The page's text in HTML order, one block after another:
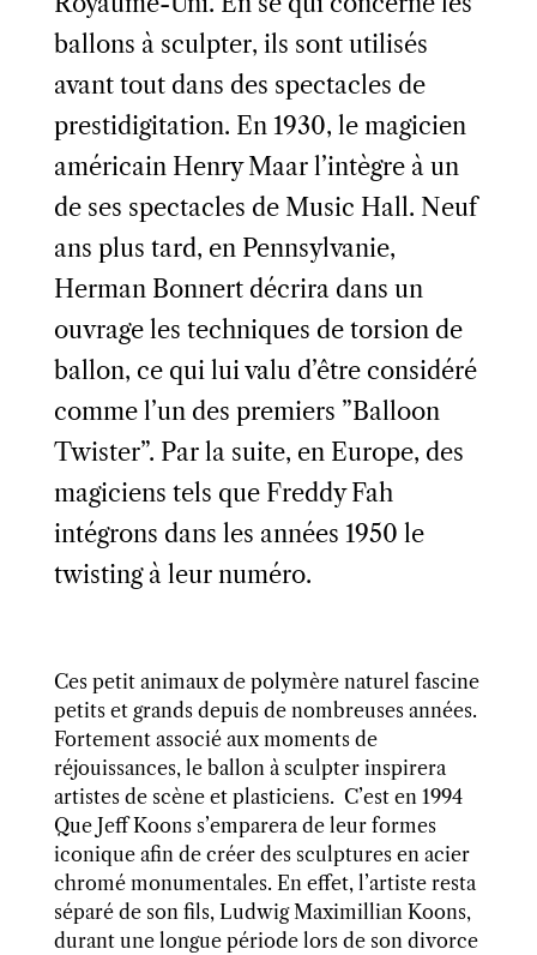
ballons à sculpter, ils sont utilisés
avant tout dans des spectacles de
prestidigitation. En 1930, le magicien
américain Henry Maar l’intègre à un
de ses spectacles de Music Hall. Neuf
ans plus tard, en Pennsylvanie,
Herman Bonnert décrira dans un
ouvrage les techniques de torsion de
ballon, ce qui lui valu d’être considéré
comme l’un des premiers ”Balloon
Twister”. Par la suite, en Europe, des
magiciens tels que Freddy Fah
intégrons dans les années 1950 le
twisting à leur numéro.
Ces petit animaux de polymère naturel fascine
petits et grands depuis de nombreuses années.
Fortement associé aux moments de
réjouissances, le ballon à sculpter inspirera
artistes de scène et plasticiens. C’est en 1994
Que Jeff Koons s’emparera de leur formes
iconique afin de créer des sculptures en acier
chromé monumentales. En effet, l’artiste resta
séparé de son fils, Ludwig Maximillian Koons,
durant une longue période lors de son divorce